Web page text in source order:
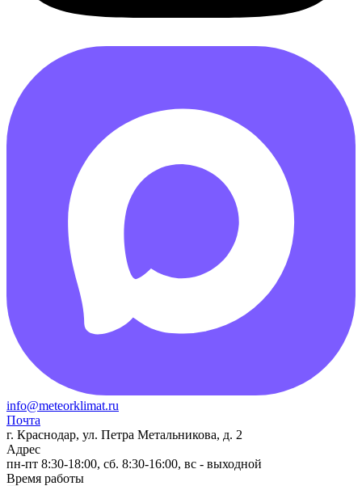
info@meteorklimat.ru
Почта
г. Краснодар, ул. Петра Метальникова, д. 2
Адрес
пн-пт 8:30-18:00, сб. 8:30-16:00, вс - выходной
Время работы